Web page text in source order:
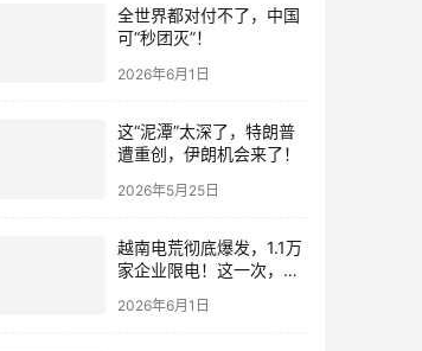
全世界都对付不了，中国
可“秒团灭”！
2026年6月1日
这“泥潭”太深了，特朗普
遭重创，伊朗机会来了！
2026年5月25日
越南电荒彻底爆发，1.1万
家企业限电！这一次，终
2026年6月1日